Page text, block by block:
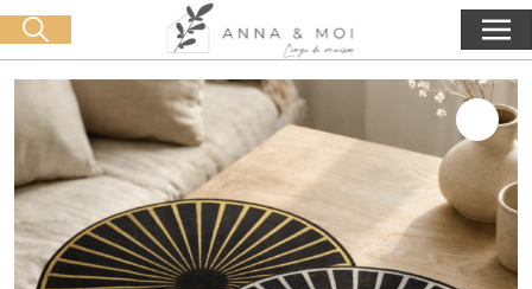
Livraison offerte dès 60€ d'achat 0,00€
Lancer la recherche